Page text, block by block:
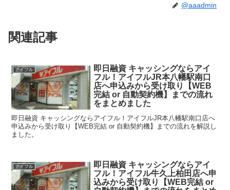
@aaadmin
関連記事
アイフル
即日融資 キャッシングならアイ
フル！アイフルJR本八幡駅南口
店へ申込みから受け取り【WEB
完結 or 自動契約機】までの流れ
をまとめました
即日融資 キャッシングならアイフル！アイフルJR本八幡駅南口店へ
申込みから受け取り【WEB完結 or 自動契約機】までの流れを解説し
ました。
アイフル
即日融資 キャッシングならアイ
フル！アイフル牛久上柏田店へ申
込みから受け取り【WEB完結 or